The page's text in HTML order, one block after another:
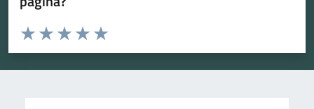
Valuta da 1 a 5 stelle la pagina
Valuta 5 stelle su 5
Valuta 4 stelle su 5
Valuta 3 stelle su 5
Valuta 2 stelle su 5
Valuta 1 stelle su 5